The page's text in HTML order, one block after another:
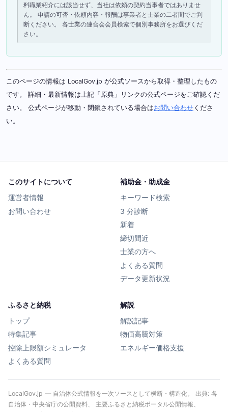
料職業紹介には該当せず、当社は依頼の契約当事者ではありませ
ん。 申請の可否・依頼内容・報酬は事業者と士業の二者間でご判
断ください。 各士業の連合会会員検索で個別事務所をお選びくだ
さい。
このページの情報は LocalGov.jp が公式ソースから取得・整理したもの
です。 詳細・最新情報は上記「原典」リンクの公式ページをご確認くだ
さい。 公式ページが移動・閉鎖されている場合はお問い合わせ くださ
い。
このサイトについて
運営者情報
お問い合わせ
補助金・助成金
キーワード検索
3 分診断
新着
締切間近
士業の方へ
よくある質問
データ更新状況
ふるさと納税
トップ
特集記事
控除上限額シミュレータ
よくある質問
解説
解説記事
物価高騰対策
エネルギー価格支援
LocalGov.jp — 自治体公式情報を一次ソースとして横断・構造化。 出典: 各
自治体・中央省庁の公開資料、 主要ふるさと納税ポータル公開情報、